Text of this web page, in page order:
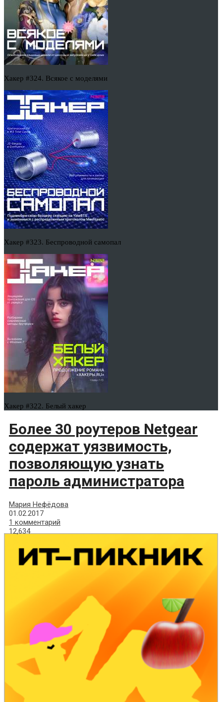
Хакер #324. Всякое с моделями
Хакер #323. Беспроводной самопал
Хакер #322. Белый хакер
Более 30 роутеров Netgear
содержат уязвимость,
позволяющую узнать
пароль администратора
Мария Нефёдова
01.02.2017
1 комментарий
12,634